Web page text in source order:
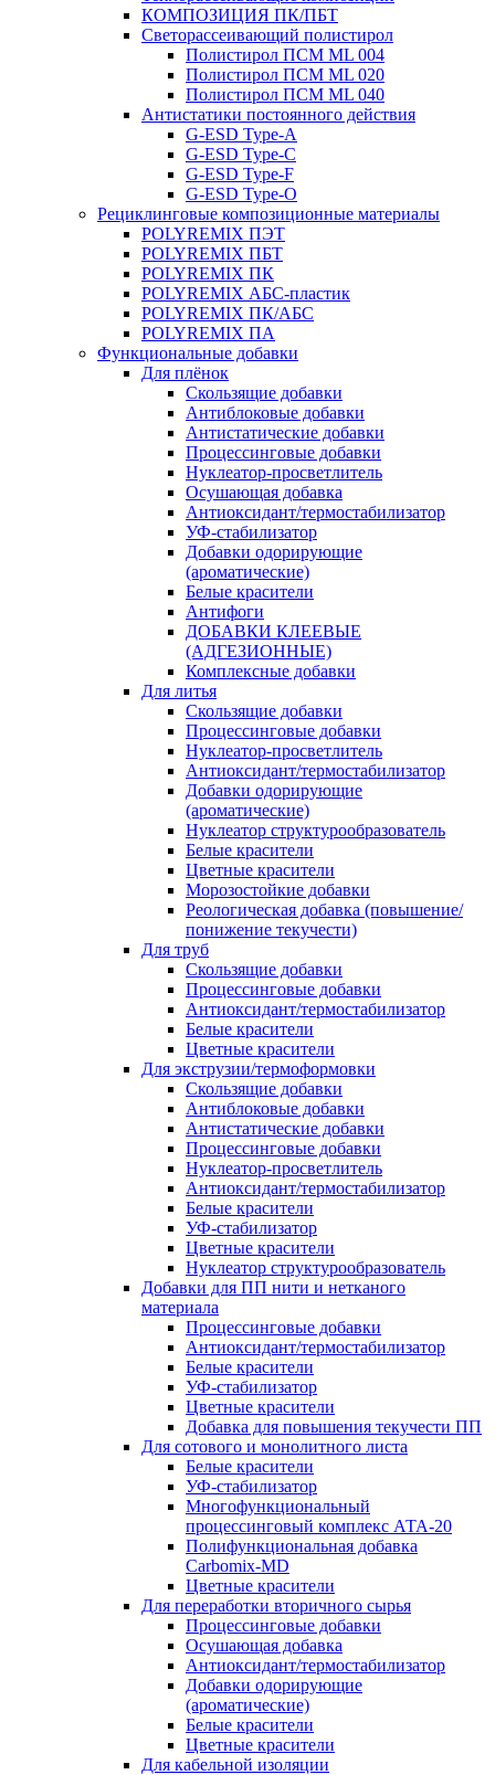
КОМПОЗИЦИЯ ПК/ПБТ
Светорассеивающий полистирол
Полистирол ПСМ ML 004
Полистирол ПСМ ML 020
Полистирол ПСМ ML 040
Антистатики постоянного действия
G-ESD Type-A
G-ESD Type-C
G-ESD Type-F
G-ESD Type-O
Рециклинговые композиционные материалы
POLYREMIX ПЭТ
POLYREMIX ПБТ
POLYREMIX ПК
POLYREMIX АБС-пластик
POLYREMIX ПК/АБС
POLYREMIX ПА
Функциональные добавки
Для плёнок
Скользящие добавки
Антиблоковые добавки
Антистатические добавки
Процессинговые добавки
Нуклеатор-просветлитель
Осушающая добавка
Антиоксидант/термостабилизатор
УФ-стабилизатор
Добавки одорирующие
(ароматические)
Белые красители
Антифоги
ДОБАВКИ КЛЕЕВЫЕ
(АДГЕЗИОННЫЕ)
Комплексные добавки
Для литья
Скользящие добавки
Процессинговые добавки
Нуклеатор-просветлитель
Антиоксидант/термостабилизатор
Добавки одорирующие
(ароматические)
Нуклеатор структурообразователь
Белые красители
Цветные красители
Морозостойкие добавки
Реологическая добавка (повышение/
понижение текучести)
Для труб
Скользящие добавки
Процессинговые добавки
Антиоксидант/термостабилизатор
Белые красители
Цветные красители
Для экструзии/термоформовки
Скользящие добавки
Антиблоковые добавки
Антистатические добавки
Процессинговые добавки
Нуклеатор-просветлитель
Антиоксидант/термостабилизатор
Белые красители
УФ-стабилизатор
Цветные красители
Нуклеатор структурообразователь
Добавки для ПП нити и нетканого
материала
Процессинговые добавки
Антиоксидант/термостабилизатор
Белые красители
УФ-стабилизатор
Цветные красители
Добавка для повышения текучести ПП
Для сотового и монолитного листа
Белые красители
УФ-стабилизатор
Многофункциональный
процессинговый комплекс АТА-20
Полифункциональная добавка
Carbomix-MD
Цветные красители
Для переработки вторичного сырья
Процессинговые добавки
Осушающая добавка
Антиоксидант/термостабилизатор
Добавки одорирующие
(ароматические)
Белые красители
Цветные красители
Для кабельной изоляции